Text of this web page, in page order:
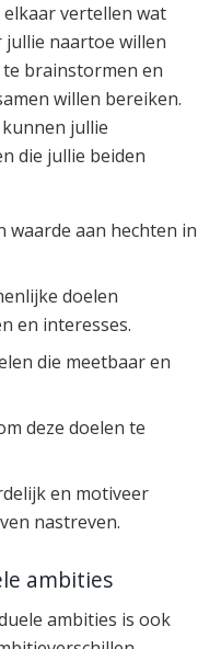
vertellen wat
naartoe willen
brainstormen en
willen bereiken.
jullie
die jullie beiden
waarde aan hechten in
doelen
en interesses.
die meetbaar en
deze doelen te
en motiveer
nastreven.
ambities
ambities is ook